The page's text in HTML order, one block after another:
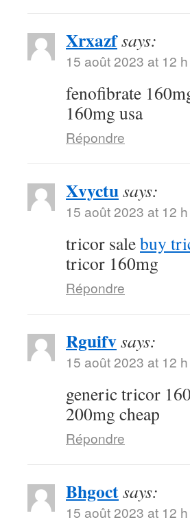
Xrxazfsays:
15 août 2023 at 12
fenofibrate
160mg usa
Répondre
Xvyctusays:
15 août 2023 at 12
tricor salebuy
tricor 160mg
Répondre
Rguifvsays:
15 août 2023 at 12
generic tricor
200mg cheap
Répondre
Bhgoctsays:
15 août 2023 at 12